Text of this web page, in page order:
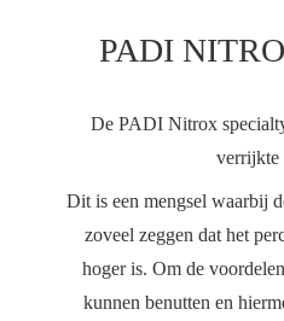
PADI
De PADI Nitrox
verrijkte
Dit is een mengsel waarbij
zoveel zeggen dat het
hoger is. Om de
kunnen benutten en